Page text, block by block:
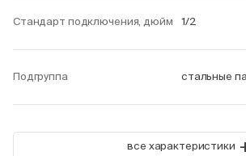
Стандарт подключения, дюйм 1/2
Подгруппа стальные
все характеристики